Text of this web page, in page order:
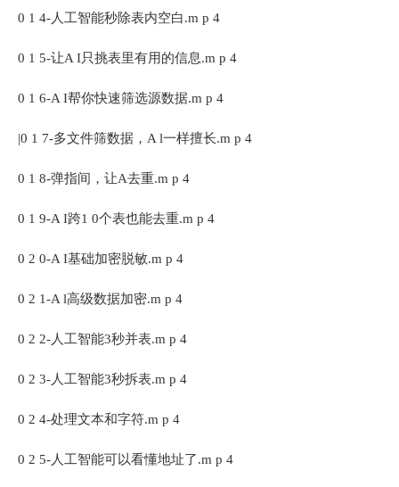
0 1 4-人工智能秒除表内空白.m p 4
0 1 5-让A I只挑表里有用的信息.m p 4
0 1 6-A I帮你快速筛选源数据.m p 4
|0 1 7-多文件筛数据，A l一样擅长.m p 4
0 1 8-弹指间，让A去重.m p 4
0 1 9-A I跨1 0个表也能去重.m p 4
0 2 0-A I基础加密脱敏.m p 4
0 2 1-A l高级数据加密.m p 4
0 2 2-人工智能3秒并表.m p 4
0 2 3-人工智能3秒拆表.m p 4
0 2 4-处理文本和字符.m p 4
0 2 5-人工智能可以看懂地址了.m p 4